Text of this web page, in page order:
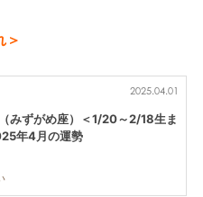
＞
2025.04.01
みずがめ座）＜1/20～2/18生ま
年4月の運勢